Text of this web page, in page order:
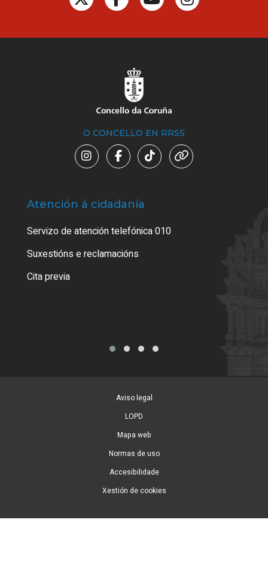
O CONCELLO EN RRSS
Atención á cidadanía
Servizo de atención telefónica 010
Suxestións e reclamacións
Cita previa
Aviso legal
LOPD
Mapa web
Normas de uso
Accesibilidade
Xestión de cookies